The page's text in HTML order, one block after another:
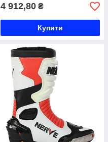
4 912,80 ₴
Купити